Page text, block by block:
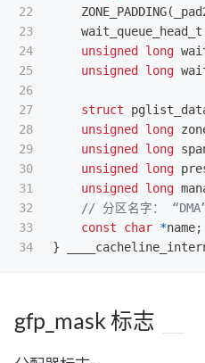
22
23
24
25
26
27
28
29
30
31
32
33
ZONE_PADDING(
wait_queue_head_t
unsigned
long
unsigned
long
struct
unsigned
long
unsigned
long
unsigned
long
unsigned
long
// 分区名字：
const
char *name;
}
gfp_mask 标志